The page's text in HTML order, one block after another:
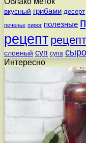
вкусный грибами десерт
печенье пирог полезные
рецепт
слоеный суп супа
Интересно